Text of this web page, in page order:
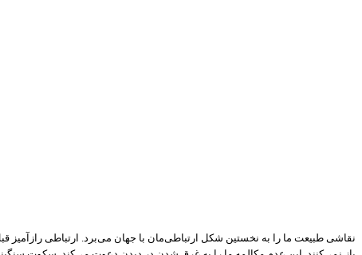
نقاشی طبیعت ما را به نخستین شکل ارتباطی‌مان با جهان می‌برد. ارتباطی رازآمیز